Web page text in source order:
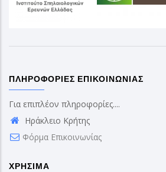
ΠΛΗΡΟΦΟΡΊΕΣ ΕΠΙΚΟΙΝΩΝΊΑΣ
Για επιπλέον πληροφορίες....
Ηράκλειο Κρήτης
Φόρμα Επικοινωνίας
ΧΡΉΣΙΜΑ